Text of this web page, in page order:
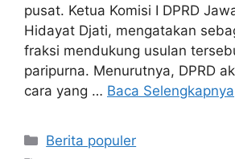
pusat. Ketua Komisi I DPRD
Hidayat Djati, mengatakan
fraksi mendukung usulan
paripurna. Menurutnya, DPRD
cara yang … Baca Selengkapnya
Kategori
Berita populer